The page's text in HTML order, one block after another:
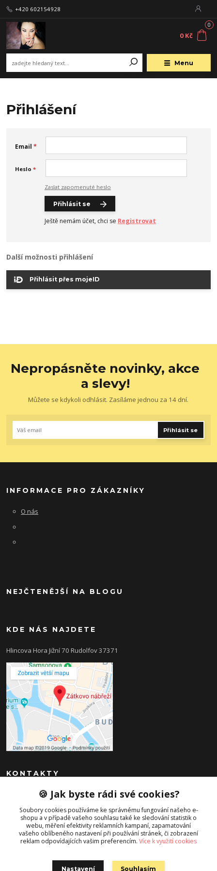
Menu
+420 602154928
0
0 Kč
Přihlášení
Email *
Heslo *
Zaslat zapomenuté heslo
Přihlásit se
Ještě nemám účet, chci se Registrovat
Další možnosti přihlášení
Přihlásit přes mojeID
Nepropásněte novinky, akce
a slevy!
Můžete se kdykoli odhlásit. Zasíláme jednou za 14 dní.
Přihlásit se
INFORMACE PRO ZÁKAZNÍKY
O nás
NEJČTENĚJŠÍ NA BLOGU
KDE NÁS NAJDETE
Hlincova Hora Jižní 70 Rudolfov 37371
KONTAKTY
Ivana Nováková
+420 602154928
ivvnovakova@seznam.cz
🍪 Jak byste rádi své cookies?
Soubory cookies používáme ke správnému fungování našeho e-
shopu a v případě vašeho souhlasu také ke sledování statistik o
webu, měření efektivity reklamních kampaní, zapamatování
vašeho oblíbeného nastavení při používání stránek, či zobrazení
reklam odpovídajících vašim preferencím. Více k využití cookies
Nastavení Souhlasím